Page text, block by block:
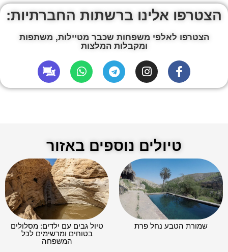
הצטרפו אלינו ברשתות החברתיות:
הצטרפו לאלפי משפחות שכבר מטיילות, משתפות
ומקבלות המלצות
טיולים נוספים באזור
שמורת הטבע נחל פרת
טיול גבים עם ילדים: מסלולים
בטוחים ומרשימים לכל
המשפחה